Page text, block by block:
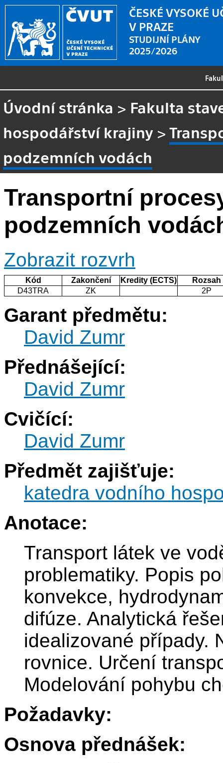
ČESKÉ VYSOKÉ
V PRAZE
STUDIJNÍ PLÁNY
2025/2026
Úvodní stránka > Fakulta
hospodářství krajiny >
podzemních vodách
Transportní
podzemních
Zobrazit rozvrh
Kód Zakončení Kredity (ECTS)
Rozsah
D43TRA
ZK 2P
Garant předmětu:
David Zumr
Přednášející:
David Zumr
Cvičící:
David Zumr
Předmět zajišťuje:
katedra vodního
Anotace:
Transport látek ve
problematiky. Popis
konvekce,
difúze. Analytická
idealizované případy.
rovnice. Určení
Modelování pohybu
Požadavky:
Osnova přednášek: